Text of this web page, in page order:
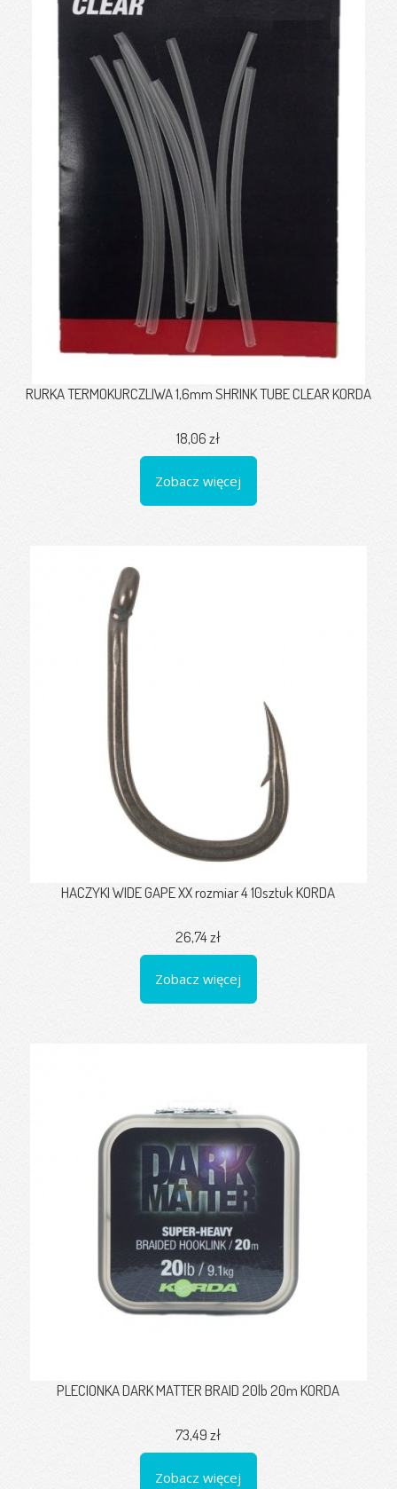
RURKA TERMOKURCZLIWA 1,6mm SHRINK TUBE CLEAR KORDA
18,06 zł
Zobacz więcej
HACZYKI WIDE GAPE XX rozmiar 4 10sztuk KORDA
26,74 zł
Zobacz więcej
PLECIONKA DARK MATTER BRAID 20lb 20m KORDA
73,49 zł
Zobacz więcej